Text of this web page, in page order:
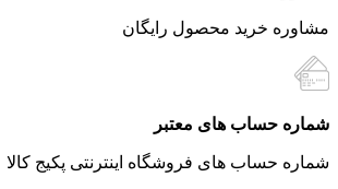
مشاوره خرید محصول رایگان
شماره حساب های معتبر
شماره حساب های فروشگاه اینترنتی پکیج کالا